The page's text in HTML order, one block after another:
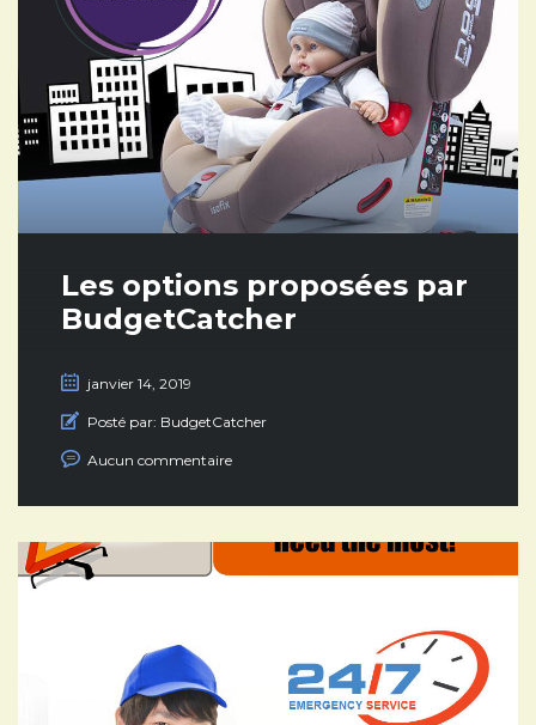
Les options proposées par
BudgetCatcher
janvier 14, 2019
Posté par: BudgetCatcher
Aucun commentaire